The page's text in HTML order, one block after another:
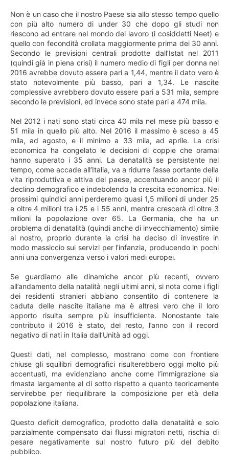
Non è un caso che il nostro Paese sia allo stesso tempo quello
con più alto numero di under 30 che dopo gli studi non
riescono ad entrare nel mondo del lavoro (i cosiddetti Neet) e
quello con fecondità crollata maggiormente prima dei 30 anni.
Secondo le previsioni centrali prodotte dall’Istat nel 2011
(quindi già in piena crisi) il numero medio di figli per donna nel
2016 avrebbe dovuto essere pari a 1,44, mentre il dato vero è
stato notevolmente più basso, pari a 1,34. Le nascite
complessive avrebbero dovuto essere pari a 531 mila, sempre
secondo le previsioni, ed invece sono state pari a 474 mila.
Nel 2012 i nati sono stati circa 40 mila nel mese più basso e
51 mila in quello più alto. Nel 2016 il massimo è sceso a 45
mila, ad agosto, e il minimo a 33 mila, ad aprile. La crisi
economica ha congelato le decisioni di coppie che oramai
hanno superato i 35 anni. La denatalità se persistente nel
tempo, come accade all’Italia, va a ridurre l’asse portante della
vita riproduttiva e attiva del paese, accentuando ancor più il
declino demografico e indebolendo la crescita economica. Nei
prossimi quindici anni perderemo quasi 1,5 milioni di under 25
e oltre 4 milioni tra i 25 e i 55 anni, mentre crescerà di oltre 3
milioni la popolazione over 65. La Germania, che ha un
problema di denatalità (quindi anche di invecchiamento) simile
al nostro, proprio durante la crisi ha deciso di investire in
modo massiccio sui servizi per l’infanzia, producendo in pochi
anni una convergenza verso i valori medi europei.
Se guardiamo alle dinamiche ancor più recenti, ovvero
all’andamento della natalità negli ultimi anni, si nota come i figli
dei residenti stranieri abbiano consentito di contenere la
caduta delle nascite italiane ma è altresì vero che il loro
apporto risulta sempre più insufficiente. Nonostante tale
contributo il 2016 è stato, del resto, l’anno con il record
negativo di nati in Italia dall’Unità ad oggi.
Questi dati, nel complesso, mostrano come con frontiere
chiuse gli squilibri demografici risulterebbero oggi molto più
accentuati, ma evidenziano anche come l’immigrazione sia
rimasta largamente al di sotto rispetto a quanto teoricamente
servirebbe per riequilibrare la composizione per età della
popolazione italiana.
Questo deficit demografico, prodotto dalla denatalità e solo
parzialmente compensato dai flussi migratori netti, rischia di
pesare negativamente sul nostro futuro più del debito
pubblico.